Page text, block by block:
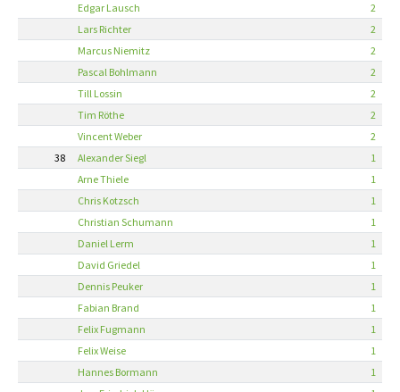
Edgar Lausch
2
Lars Richter
2
Marcus Niemitz
2
Pascal Bohlmann
2
Till Lossin
2
Tim Röthe
2
Vincent Weber
2
38
Alexander Siegl
1
Arne Thiele
1
Chris Kotzsch
1
Christian Schumann
1
Daniel Lerm
1
David Griedel
1
Dennis Peuker
1
Fabian Brand
1
Felix Fugmann
1
Felix Weise
1
Hannes Bormann
1